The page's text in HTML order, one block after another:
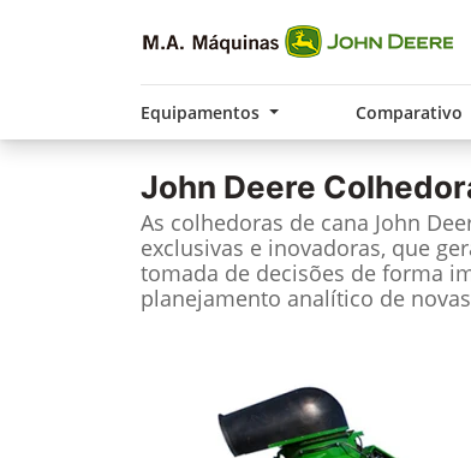
Equipamentos Comparativo
John Deere
As colhedoras de cana John
exclusivas e inovadoras, que
tomada de decisões de forma
planejamento analítico de